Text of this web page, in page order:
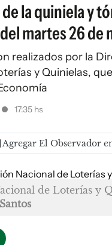
la quiniela y
martes 26 de
realizados por la
y Quinielas,
17:35 hs
Agregar El Observador
de Loterías y